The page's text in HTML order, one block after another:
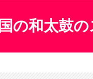
の和太鼓